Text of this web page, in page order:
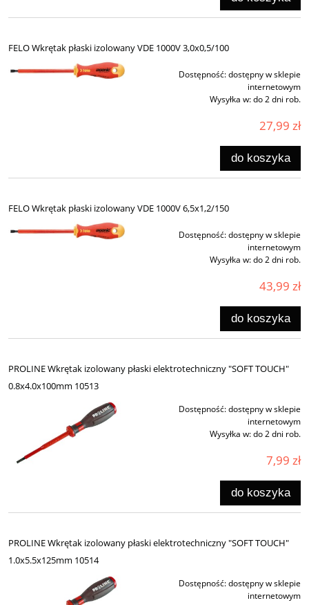
FELO Wkrętak płaski izolowany VDE 1000V 3,0x0,5/100
Dostępność:dostępny w sklepie
internetowym
Wysyłka w:do 2 dni rob.
27,99 zł
do koszyka
FELO Wkrętak płaski izolowany VDE 1000V 6,5x1,2/150
Dostępność:dostępny w sklepie
internetowym
Wysyłka w:do 2 dni rob.
43,99 zł
do koszyka
PROLINE Wkrętak izolowany płaski elektrotechniczny "SOFT TOUCH"
0.8x4.0x100mm 10513
Dostępność:dostępny w sklepie
internetowym
Wysyłka w:do 2 dni rob.
7,99 zł
do koszyka
PROLINE Wkrętak izolowany płaski elektrotechniczny "SOFT TOUCH"
1.0x5.5x125mm 10514
Dostępność:dostępny w sklepie
internetowym